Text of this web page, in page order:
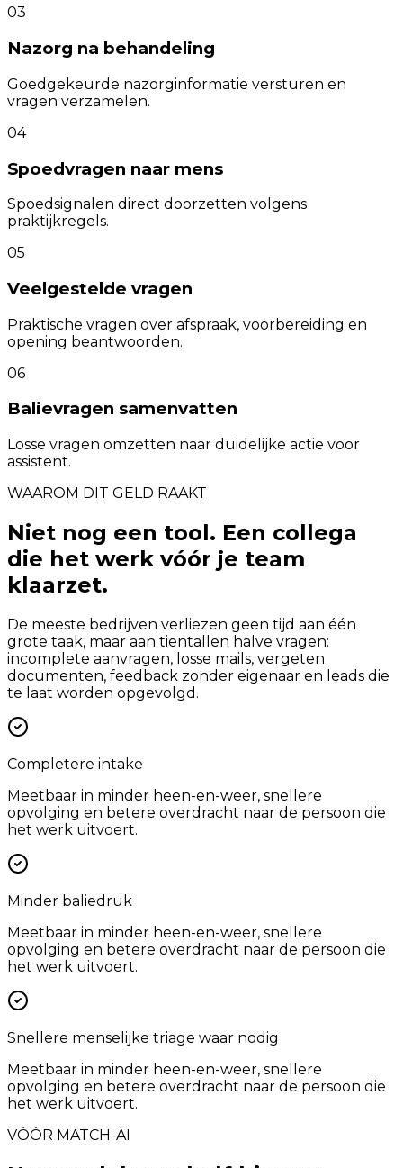
03
Nazorg na behandeling
Goedgekeurde nazorginformatie versturen en
vragen verzamelen.
04
Spoedvragen naar mens
Spoedsignalen direct doorzetten volgens
praktijkregels.
05
Veelgestelde vragen
Praktische vragen over afspraak, voorbereiding en
opening beantwoorden.
06
Balievragen samenvatten
Losse vragen omzetten naar duidelijke actie voor
assistent.
WAAROM DIT GELD RAAKT
Niet nog een tool. Een collega
die het werk vóór je team
klaarzet.
De meeste bedrijven verliezen geen tijd aan één
grote taak, maar aan tientallen halve vragen:
incomplete aanvragen, losse mails, vergeten
documenten, feedback zonder eigenaar en leads die
te laat worden opgevolgd.
Completere intake
Meetbaar in minder heen-en-weer, snellere
opvolging en betere overdracht naar de persoon die
het werk uitvoert.
Minder baliedruk
Meetbaar in minder heen-en-weer, snellere
opvolging en betere overdracht naar de persoon die
het werk uitvoert.
Snellere menselijke triage waar nodig
Meetbaar in minder heen-en-weer, snellere
opvolging en betere overdracht naar de persoon die
het werk uitvoert.
VÓÓR MATCH-AI